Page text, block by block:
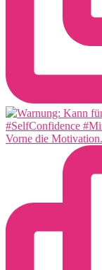
Vorne die